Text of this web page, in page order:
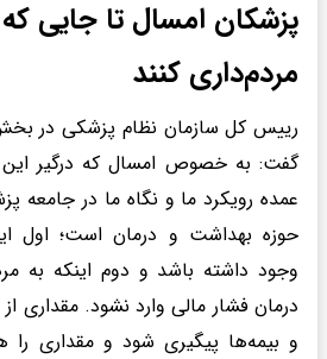
پزشکان امسال تا جایی
مردم‌داری کنند
رییس کل سازمان نظام پزشکی در
گفت: به خصوص امسال که درگیر
عمده رویکرد ما و نگاه ما در جامعه
حوزه بهداشت و درمان است؛ اول
وجود داشته باشد و دوم اینکه به
درمان فشار مالی وارد نشود. مقداری
و بیمه‌ها پیگیری شود و مقداری را